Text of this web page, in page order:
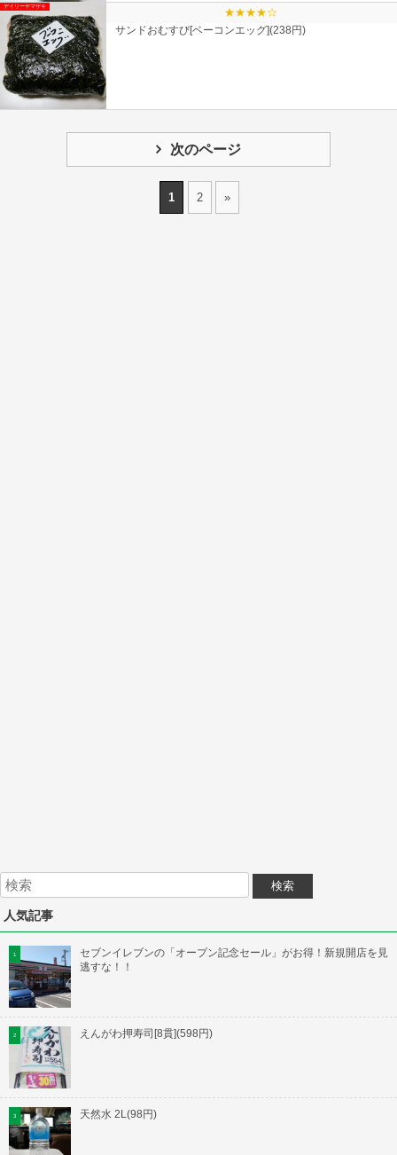
デイリーヤマザキ
★★★★☆
サンドおむすび[ベーコンエッグ](238円)
次のページ
1 2 »
人気記事
セブンイレブンの「オープン記念セール」がお得！新規開店を見
逃すな！！
えんがわ押寿司[8貫](598円)
天然水 2L(98円)